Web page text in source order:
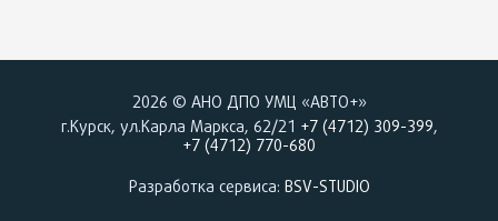
2026 © АНО ДПО УМЦ «АВТО+»
г.Курск, ул.Карла Маркса, 62/21 +7 (4712) 309-399,
+7 (4712) 770-680
Разработка сервиса: BSV-STUDIO